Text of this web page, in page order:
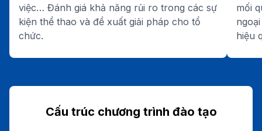
việc… Đánh giá khả năng rủi ro trong các sự
kiện thể thao và đề xuất giải pháp cho tổ
chức.
mối
hiệu
Cấu trúc chương trình đào tạo